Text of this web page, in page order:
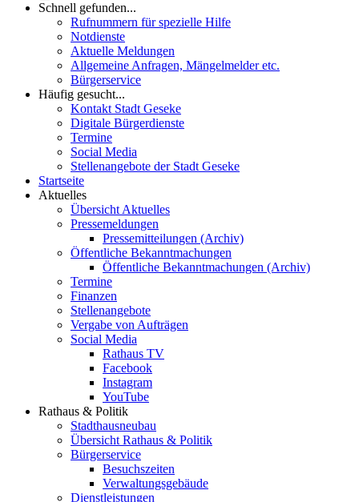
Schnell gefunden...
Rufnummern für spezielle Hilfe
Notdienste
Aktuelle Meldungen
Allgemeine Anfragen, Mängelmelder etc.
Bürgerservice
Häufig gesucht...
Kontakt Stadt Geseke
Digitale Bürgerdienste
Termine
Social Media
Stellenangebote der Stadt Geseke
Startseite
Aktuelles
Übersicht Aktuelles
Pressemeldungen
Pressemitteilungen (Archiv)
Öffentliche Bekanntmachungen
Öffentliche Bekanntmachungen (Archiv)
Termine
Finanzen
Stellenangebote
Vergabe von Aufträgen
Social Media
Rathaus TV
Facebook
Instagram
YouTube
Rathaus & Politik
Stadthausneubau
Übersicht Rathaus & Politik
Bürgerservice
Besuchszeiten
Verwaltungsgebäude
Dienstleistungen